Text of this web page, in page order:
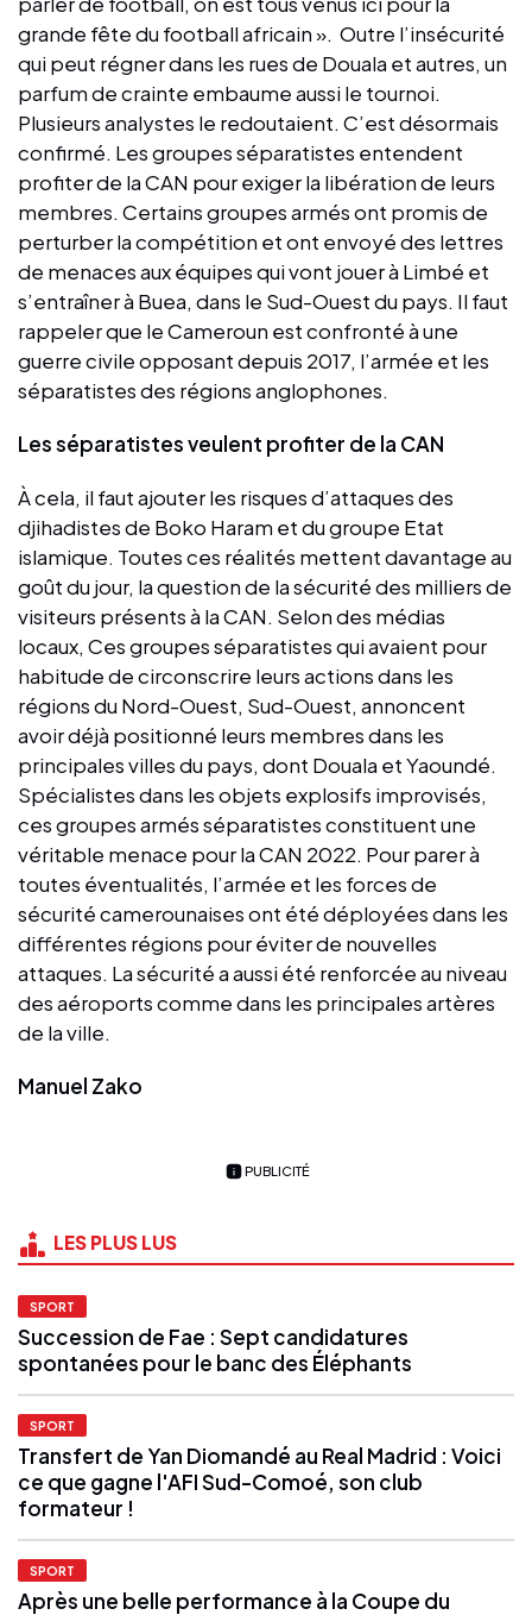
grande fête du football africain ». Outre l’insécurité
qui peut régner dans les rues de Douala et autres, un
parfum de crainte embaume aussi le tournoi.
Plusieurs analystes le redoutaient. C’est désormais
confirmé. Les groupes séparatistes entendent
profiter de la CAN pour exiger la libération de leurs
membres. Certains groupes armés ont promis de
perturber la compétition et ont envoyé des lettres
de menaces aux équipes qui vont jouer à Limbé et
s’entraîner à Buea, dans le Sud-Ouest du pays. Il faut
rappeler que le Cameroun est confronté à une
guerre civile opposant depuis 2017, l’armée et les
séparatistes des régions anglophones.
Les séparatistes veulent profiter de la CAN
À cela, il faut ajouter les risques d’attaques des
djihadistes de Boko Haram et du groupe Etat
islamique. Toutes ces réalités mettent davantage au
goût du jour, la question de la sécurité des milliers de
visiteurs présents à la CAN. Selon des médias
locaux, Ces groupes séparatistes qui avaient pour
habitude de circonscrire leurs actions dans les
régions du Nord-Ouest, Sud-Ouest, annoncent
avoir déjà positionné leurs membres dans les
principales villes du pays, dont Douala et Yaoundé.
Spécialistes dans les objets explosifs improvisés,
ces groupes armés séparatistes constituent une
véritable menace pour la CAN 2022. Pour parer à
toutes éventualités, l’armée et les forces de
sécurité camerounaises ont été déployées dans les
différentes régions pour éviter de nouvelles
attaques. La sécurité a aussi été renforcée au niveau
des aéroports comme dans les principales artères
de la ville.
Manuel Zako
PUBLICITÉ
LES PLUS LUS
SPORT
Succession de Fae : Sept candidatures
spontanées pour le banc des Éléphants
SPORT
Transfert de Yan Diomandé au Real Madrid : Voici
ce que gagne l'AFI Sud-Comoé, son club
formateur !
SPORT
Après une belle performance à la Coupe du